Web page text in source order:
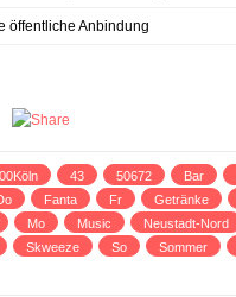
öffentliche Anbindung
43 50672 Bar
Fanta Fr Getränke
Mo Music Neustadt-Nord
Skweeze So Sommer